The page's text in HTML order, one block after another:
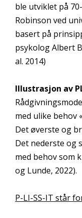
ble utviklet på
Robinson ved
basert på
psykolog Albert
al. 2014)
Illustrasjon av
med ulike behov
Det øverste og
Det nederste og
med behov som
og Lunde, 2022).
P-LI-SS-IT står